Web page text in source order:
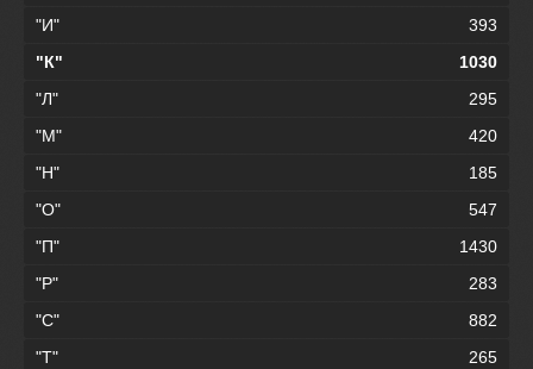
"И"
393
"К"
1030
"Л"
295
"М"
420
"Н"
185
"О"
547
"П"
1430
"Р"
283
"С"
882
"Т"
265